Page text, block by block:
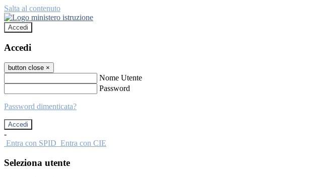
Salta al contenuto
Accedi
Accedi
button close ×
Nome Utente
Password
Password dimenticata?
-
Entra con SPID Entra con CIE
Seleziona utente